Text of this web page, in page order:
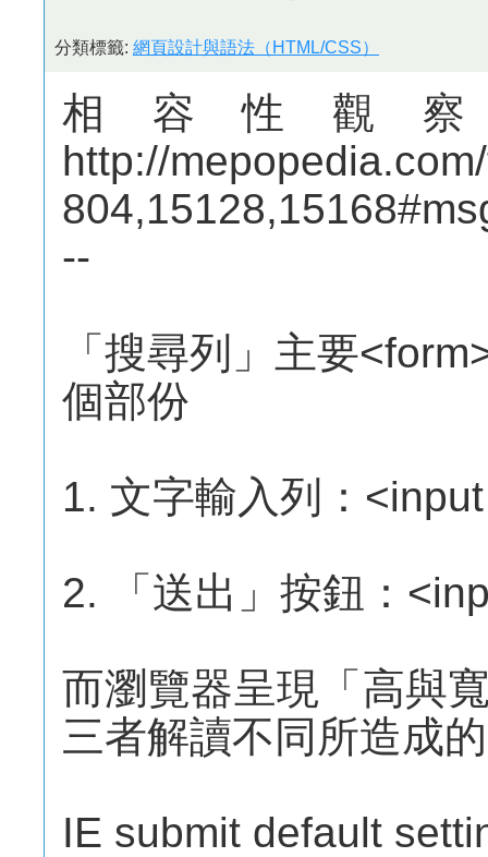
分類標籤: 網頁設計與語法（HTML/CSS）
相容性觀
http://
--
「搜尋列」主要
個部份
1. 文字輸入列：
2. 「送出」按鈕：
而瀏覽器呈現「高與
三者解讀不同所造成
IE submit default